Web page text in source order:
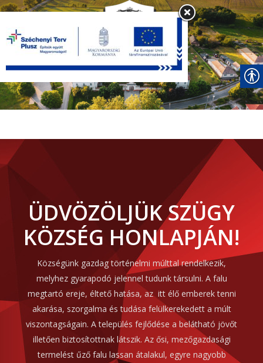
ÜDVÖZÖLJÜK SZÜGY
KÖZSÉG HONLAPJÁN!
Községünk gazdag történelmi múlttal rendelkezik,
melyhez gyarapodó jelennel tudunk társulni. A falu
megtartó ereje, éltető hatása, az itt élő emberek tenni
akarása, szorgalma és tudása felülkerekedett a múlt
viszontagságain. A település fejlődése a belátható jövőt
illetően biztosítottnak látszik. Az ősi, mezőgazdasági
termelést űző falu lassan átalakul, egyre nagyobb